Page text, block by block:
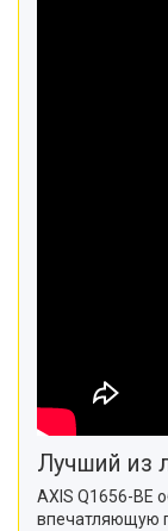
Лучший из
AXIS Q1656-BE
впечатляющую